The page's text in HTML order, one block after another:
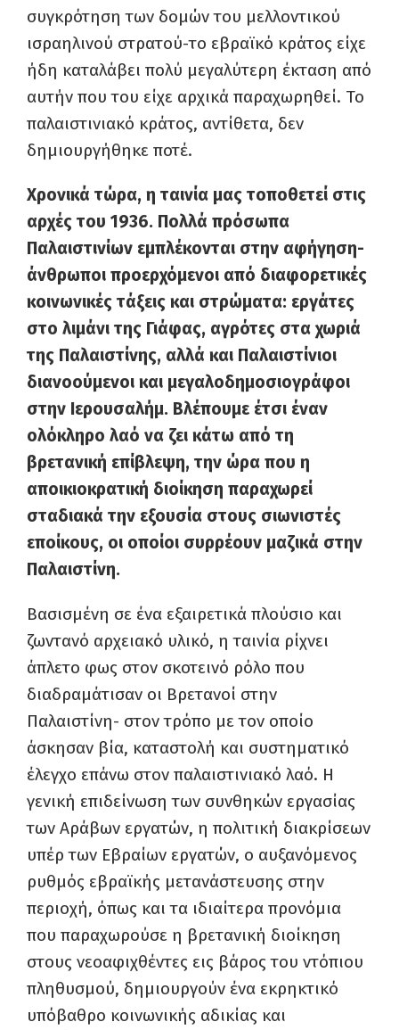
συγκρότηση των δομών του μελλοντικού
ισραηλινού στρατού-το εβραϊκό κράτος είχε
ήδη καταλάβει πολύ μεγαλύτερη έκταση από
αυτήν που του είχε αρχικά παραχωρηθεί. Το
παλαιστινιακό κράτος, αντίθετα, δεν
δημιουργήθηκε ποτέ.
Χρονικά τώρα, η ταινία μας τοποθετεί στις
αρχές του 1936. Πολλά πρόσωπα
Παλαιστινίων εμπλέκονται στην αφήγηση-
άνθρωποι προερχόμενοι από διαφορετικές
κοινωνικές τάξεις και στρώματα: εργάτες
στο λιμάνι της Γιάφας, αγρότες στα χωριά
της Παλαιστίνης, αλλά και Παλαιστίνιοι
διανοούμενοι και μεγαλοδημοσιογράφοι
στην Ιερουσαλήμ. Βλέπουμε έτσι έναν
ολόκληρο λαό να ζει κάτω από τη
βρετανική επίβλεψη, την ώρα που η
αποικιοκρατική διοίκηση παραχωρεί
σταδιακά την εξουσία στους σιωνιστές
εποίκους, οι οποίοι συρρέουν μαζικά στην
Παλαιστίνη.
Βασισμένη σε ένα εξαιρετικά πλούσιο και
ζωντανό αρχειακό υλικό, η ταινία ρίχνει
άπλετο φως στον σκοτεινό ρόλο που
διαδραμάτισαν οι Βρετανοί στην
Παλαιστίνη- στον τρόπο με τον οποίο
άσκησαν βία, καταστολή και συστηματικό
έλεγχο επάνω στον παλαιστινιακό λαό. Η
γενική επιδείνωση των συνθηκών εργασίας
των Αράβων εργατών, η πολιτική διακρίσεων
υπέρ των Εβραίων εργατών, ο αυξανόμενος
ρυθμός εβραϊκής μετανάστευσης στην
περιοχή, όπως και τα ιδιαίτερα προνόμια
που παραχωρούσε η βρετανική διοίκηση
στους νεοαφιχθέντες εις βάρος του ντόπιου
πληθυσμού, δημιουργούν ένα εκρηκτικό
υπόβαθρο κοινωνικής αδικίας και